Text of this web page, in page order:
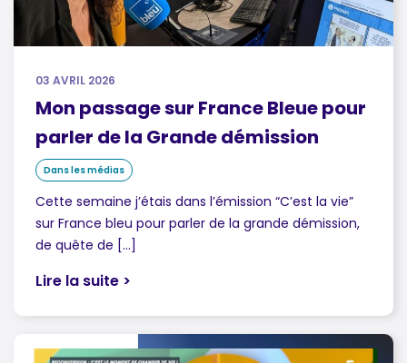
03 AVRIL 2026
Mon passage sur France Bleue pour
parler de la Grande démission
Dans les médias
Cette semaine j’étais dans l’émission “C’est la vie”
sur France bleu pour parler de la grande démission,
de quête de […]
Lire la suite >